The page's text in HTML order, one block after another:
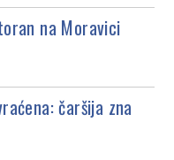
na Moravici
čaršija zna